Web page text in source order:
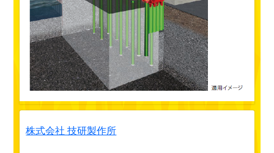
株式会社 技研製作所